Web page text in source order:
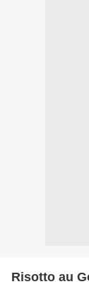
Risotto au